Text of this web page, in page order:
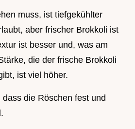
muss, ist tiefgekühlter
aber frischer Brokkoli ist
ist besser und, was am
die der frische Brokkoli
ist viel höher.
die Röschen fest und